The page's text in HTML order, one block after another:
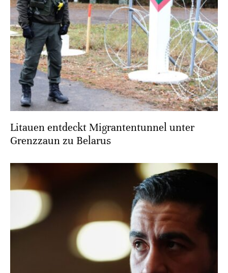
Litauen entdeckt Migrantentunnel unter
Grenzzaun zu Belarus